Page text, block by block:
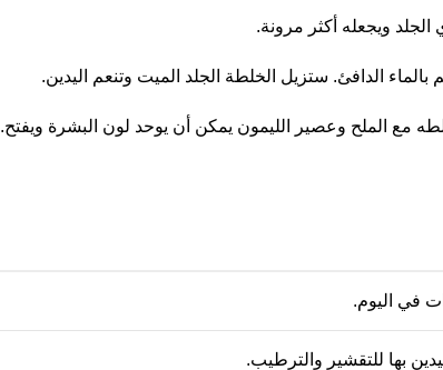
ويجعله أكثر مرونة.
الدافئ. ستزيل الخلطة الجلد الميت وتنعم اليدين.
مع الملح وعصير الليمون يمكن أن يوحد لون البشرة ويفتح.
بها للتقشير والترطيب.